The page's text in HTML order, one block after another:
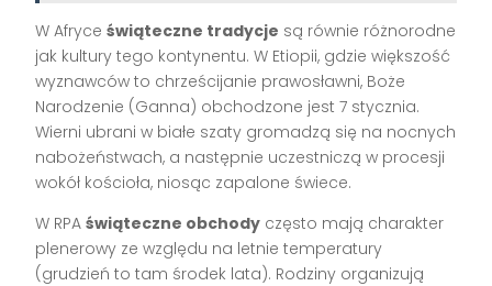
W Afryceświąteczne tradycje są równie różnorodne
jak kultury tego kontynentu. W Etiopii, gdzie większość
wyznawców to chrześcijanie prawosławni, Boże
Narodzenie (Ganna) obchodzone jest 7 stycznia.
Wierni ubrani w białe szaty gromadzą się na nocnych
nabożeństwach, a następnie uczestniczą w procesji
wokół kościoła, niosąc zapalone świece.
W RPAświąteczne obchody często mają charakter
plenerowy ze względu na letnie temperatury
(grudzień to tam środek lata). Rodziny organizują